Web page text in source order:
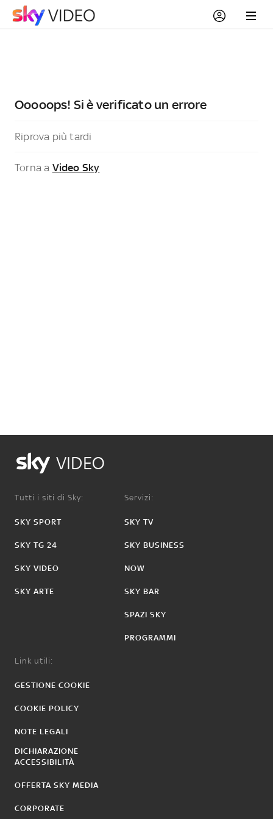
Ooooops! Si è verificato un errore
Riprova più tardi
Torna a Video Sky
VIDEO
Tutti i siti di Sky:
SKY SPORT
SKY TG 24
SKY VIDEO
SKY ARTE
Servizi:
SKY TV
SKY BUSINESS
NOW
SKY BAR
SPAZI SKY
PROGRAMMI
Link utili:
GESTIONE COOKIE
COOKIE POLICY
NOTE LEGALI
DICHIARAZIONE
ACCESSIBILITÀ
OFFERTA SKY MEDIA
CORPORATE